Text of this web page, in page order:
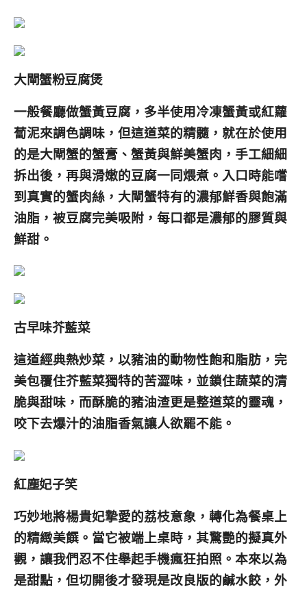
大閘蟹粉豆腐煲
一般餐廳做蟹黃豆腐，多半使用冷凍蟹黃或紅蘿
蔔泥來調色調味，但這道菜的精髓，就在於使用
的是大閘蟹的蟹膏、蟹黃與鮮美蟹肉，手工細細
拆出後，再與滑嫩的豆腐一同煨煮。入口時能嚐
到真實的蟹肉絲，大閘蟹特有的濃郁鮮香與飽滿
油脂，被豆腐完美吸附，每口都是濃郁的膠質與
鮮甜。
古早味芥藍菜
這道經典熱炒菜，以豬油的動物性飽和脂肪，完
美包覆住芥藍菜獨特的苦澀味，並鎖住蔬菜的清
脆與甜味，而酥脆的豬油渣更是整道菜的靈魂，
咬下去爆汁的油脂香氣讓人欲罷不能。
紅塵妃子笑
巧妙地將楊貴妃摯愛的荔枝意象，轉化為餐桌上
的精緻美饌。當它被端上桌時，其驚艷的擬真外
觀，讓我們忍不住舉起手機瘋狂拍照。本來以為
是甜點，但切開後才發現是改良版的鹹水餃，外